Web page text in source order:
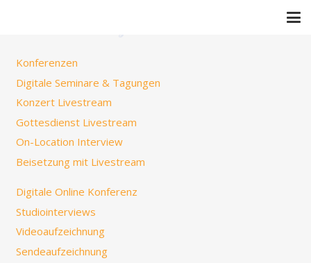
Konferenzen
Digitale Seminare & Tagungen
Konzert Livestream
Gottesdienst Livestream
On-Location Interview
Beisetzung mit Livestream
Digitale Online Konferenz
Studiointerviews
Videoaufzeichnung
Sendeaufzeichnung